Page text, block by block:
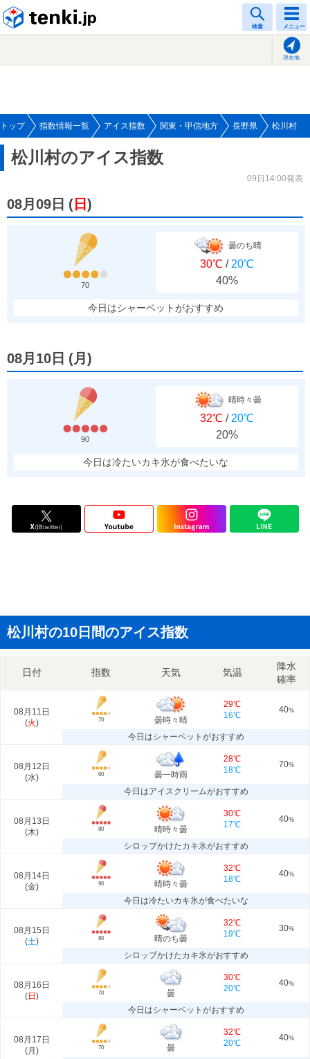
検索 メニュー
現在地
トップ 指数情報一覧 アイス指数 関東・甲信地方 長野県 松川村
松川村のアイス指数
09日14:00発表
08月09日 ( 日 )
70
曇のち晴
30℃ / 20℃
40%
今日はシャーベットがおすすめ
08月10日 (月 )
90
晴時々曇
32℃ / 20℃
20%
今日は冷たいカキ氷が食べたいな
松川村の10日間のアイス指数
日付 指数 天気 気温
降水
確率
08月11日
(火) 70 曇時々晴
29℃
16℃
40%
今日はシャーベットがおすすめ
08月12日
(水) 60 曇一時雨
28℃
18℃
70%
今日はアイスクリームがおすすめ
08月13日
(木) 80 晴時々曇
30℃
17℃
40%
シロップかけたカキ氷がおすすめ
08月14日
(金) 90 晴時々曇
32℃
18℃
40%
今日は冷たいカキ氷が食べたいな
08月15日
(土) 80 晴のち曇
32℃
19℃
30%
シロップかけたカキ氷がおすすめ
08月16日
(日 ) 70 曇
30℃
20℃
40%
今日はシャーベットがおすすめ
08月17日
(月 ) 70 曇
32℃
20℃
40%